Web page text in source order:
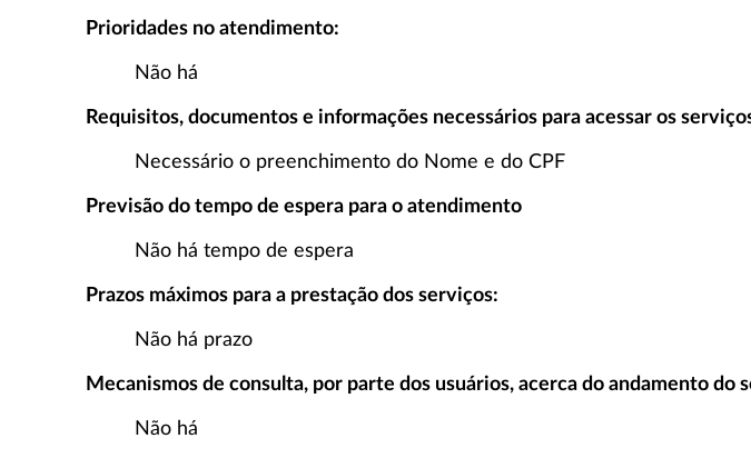
Prioridades no atendimento:
Não há
Requisitos, documentos e informações necessários para acessar os
Necessário o preenchimento do Nome e do CPF
Previsão do tempo de espera para o atendimento
Não há tempo de espera
Prazos máximos para a prestação dos serviços:
Não há prazo
Mecanismos de consulta, por parte dos usuários, acerca do andamento
Não há